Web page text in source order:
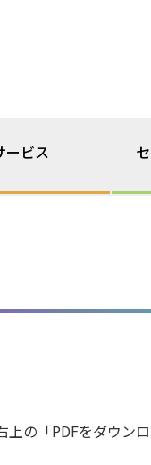
ービス
の「PDFをダウン